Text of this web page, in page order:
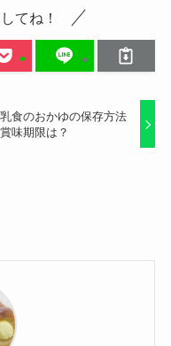
てね！
食のおかゆの保存方法
味期限は？